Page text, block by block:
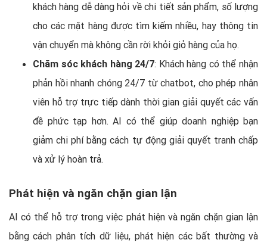
khách hàng dễ dàng hỏi về chi tiết sản phẩm, số lượng
cho các mặt hàng được tìm kiếm nhiều, hay thông tin
vận chuyển mà không cần rời khỏi giỏ hàng của họ.
Chăm sóc khách hàng 24/7: Khách hàng có thể nhận
phản hồi nhanh chóng 24/7 từ chatbot, cho phép nhân
viên hỗ trợ trực tiếp dành thời gian giải quyết các vấn
đề phức tạp hơn. AI có thể giúp doanh nghiệp bạn
giảm chi phí bằng cách tự động giải quyết tranh chấp
và xử lý hoàn trả.
Phát hiện và ngăn chặn gian lận
AI có thể hỗ trợ trong việc phát hiện và ngăn chặn gian lận
bằng cách phân tích dữ liệu, phát hiện các bất thường và